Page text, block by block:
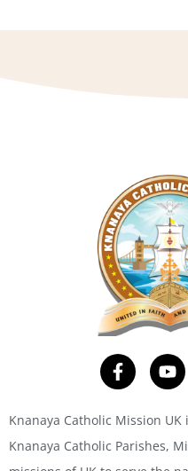
Knanaya Catholic Mission
Knanaya Catholic Parishes,